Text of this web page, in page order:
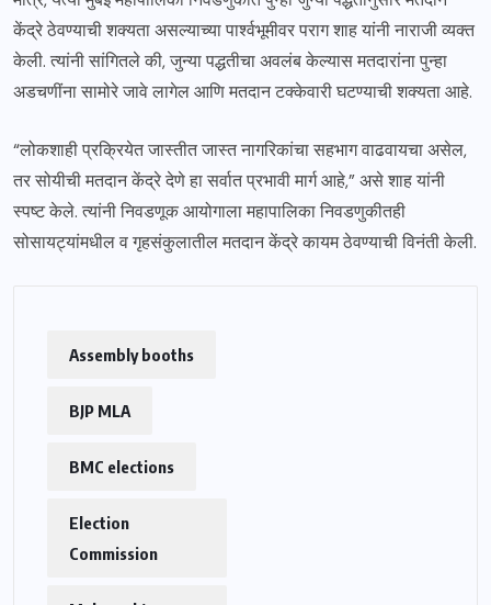
केंद्रे ठेवण्याची शक्यता असल्याच्या पार्श्वभूमीवर पराग शाह यांनी नाराजी व्यक्त
केली. त्यांनी सांगितले की, जुन्या पद्धतीचा अवलंब केल्यास मतदारांना पुन्हा
अडचणींना सामोरे जावे लागेल आणि मतदान टक्केवारी घटण्याची शक्यता आहे.
“लोकशाही प्रक्रियेत जास्तीत जास्त नागरिकांचा सहभाग वाढवायचा असेल,
तर सोयीची मतदान केंद्रे देणे हा सर्वात प्रभावी मार्ग आहे,” असे शाह यांनी
स्पष्ट केले. त्यांनी निवडणूक आयोगाला महापालिका निवडणुकीतही
सोसायट्यांमधील व गृहसंकुलातील मतदान केंद्रे कायम ठेवण्याची विनंती केली.
Assembly booths
BJP MLA
BMC elections
Election
Commission